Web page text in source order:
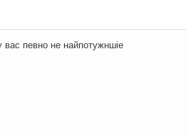
певно не найпотужншіе